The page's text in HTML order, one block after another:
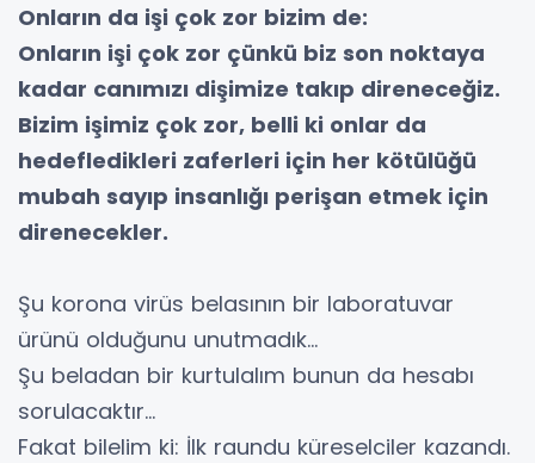
Onların da işi çok zor bizim de:
Onların işi çok zor çünkü biz son noktaya
kadar canımızı dişimize takıp direneceğiz.
Bizim işimiz çok zor, belli ki onlar da
hedefledikleri zaferleri için her kötülüğü
mubah sayıp insanlığı perişan etmek için
direnecekler.
Şu korona virüs belasının bir laboratuvar
ürünü olduğunu unutmadık…
Şu beladan bir kurtulalım bunun da hesabı
sorulacaktır…
Fakat bilelim ki: İlk raundu küreselciler kazandı.